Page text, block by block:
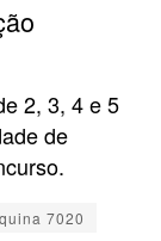
2, 3, 4 e 5
de
quina 7020